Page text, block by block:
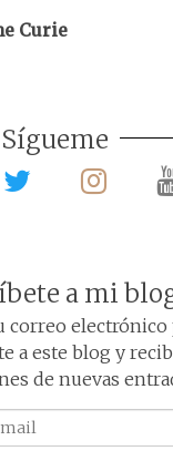
Curie
Sígueme
a mi
correo electrónico
a este blog y
de nuevas
de